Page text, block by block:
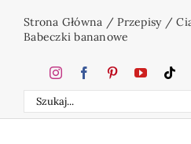
Strona Główna /Przepisy/
Babeczki bananowe
Szukaj